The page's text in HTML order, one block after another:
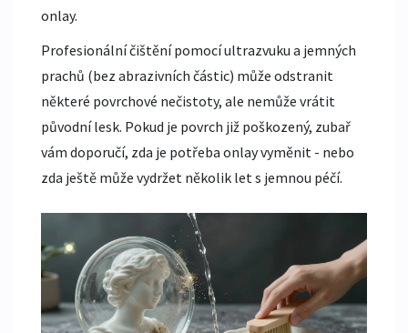
onlay.
Profesionální čištění pomocí ultrazvuku a jemných
prachů (bez abrazivních částic) může odstranit
některé povrchové nečistoty, ale nemůže vrátit
původní lesk. Pokud je povrch již poškozený, zubař
vám doporučí, zda je potřeba onlay vyměnit - nebo
zda ještě může vydržet několik let s jemnou péčí.